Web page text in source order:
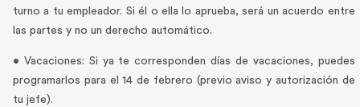
turno a tu empleador. Si él o ella lo aprueba, será un acuerdo entre
las partes y no un derecho automático.
• Vacaciones: Si ya te corresponden días de vacaciones, puedes
programarlos para el 14 de febrero (previo aviso y autorización de
tu jefe).